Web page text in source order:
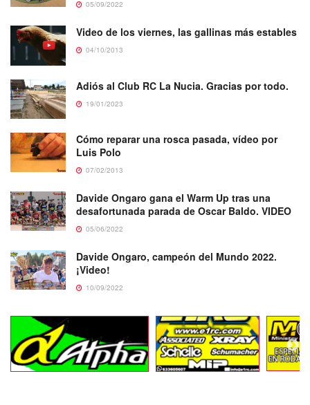
05/09/2022
Video de los viernes, las gallinas más estables
04/10/2013
Adiós al Club RC La Nucia. Gracias por todo.
19/01/2023
Cómo reparar una rosca pasada, vídeo por
Luis Polo
07/02/2013
Davide Ongaro gana el Warm Up tras una
desafortunada parada de Oscar Baldo. VIDEO
05/06/2022
Davide Ongaro, campeón del Mundo 2022.
¡Video!
10/09/2022